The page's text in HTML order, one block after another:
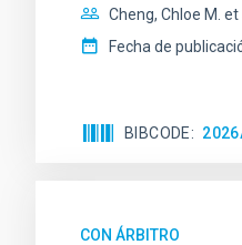
Cheng, Chloe M. et
Fecha de
BIBCODE
CON ÁRBITRO